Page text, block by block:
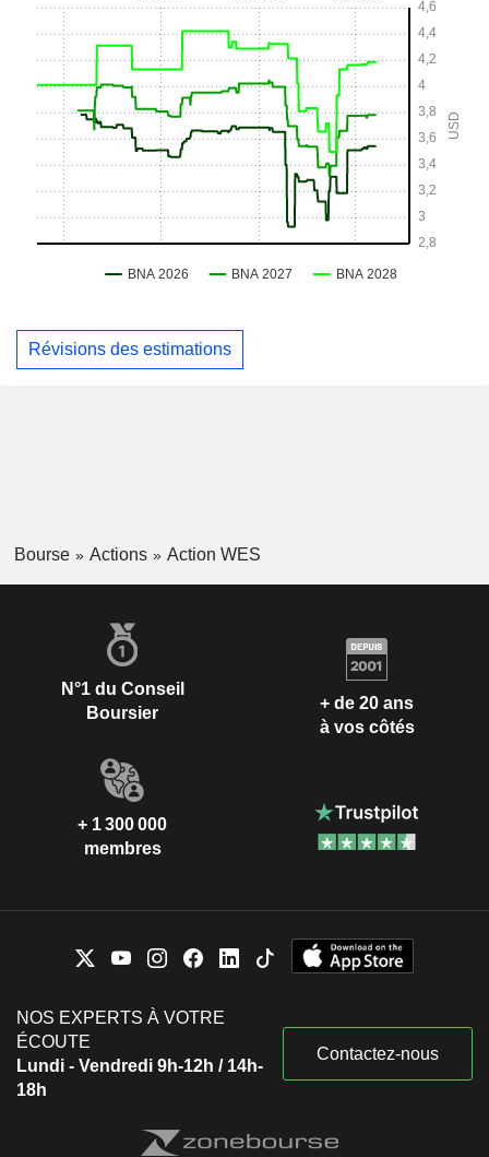
Révisions des estimations
Bourse Actions Action WES
N°1 du Conseil
Boursier
+ de 20 ans
à vos côtés
+ 1 300 000
membres
NOS EXPERTS À VOTRE
ÉCOUTE
Lundi - Vendredi 9h-12h / 14h-
18h
Contactez-nous